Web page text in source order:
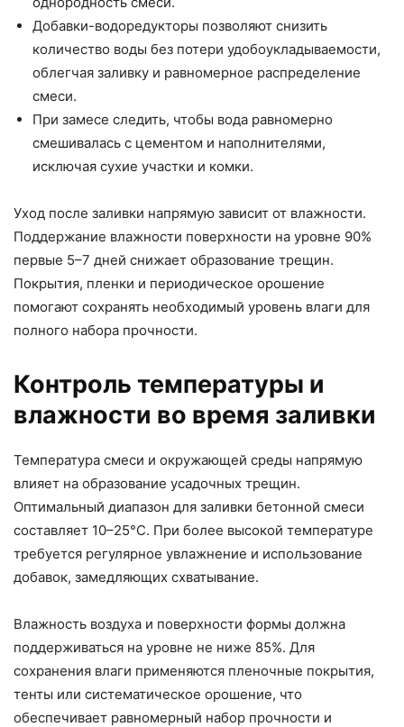
Добавки-водоредукторы позволяют снизить
количество воды без потери удобоукладываемости,
облегчая заливку и равномерное распределение
смеси.
При замесе следить, чтобы вода равномерно
смешивалась с цементом и наполнителями,
исключая сухие участки и комки.
Уход после заливки напрямую зависит от влажности.
Поддержание влажности поверхности на уровне 90%
первые 5–7 дней снижает образование трещин.
Покрытия, пленки и периодическое орошение
помогают сохранять необходимый уровень влаги для
полного набора прочности.
Контроль температуры и
влажности во время заливки
Температура смеси и окружающей среды напрямую
влияет на образование усадочных трещин.
Оптимальный диапазон для заливки бетонной смеси
составляет 10–25°С. При более высокой температуре
требуется регулярное увлажнение и использование
добавок, замедляющих схватывание.
Влажность воздуха и поверхности формы должна
поддерживаться на уровне не ниже 85%. Для
сохранения влаги применяются пленочные покрытия,
тенты или систематическое орошение, что
обеспечивает равномерный набор прочности и